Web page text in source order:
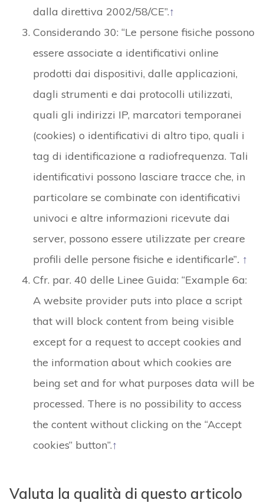
dalla direttiva 2002/58/CE”.↑
Considerando 30: “Le persone fisiche possono
essere associate a identificativi online
prodotti dai dispositivi, dalle applicazioni,
dagli strumenti e dai protocolli utilizzati,
quali gli indirizzi IP, marcatori temporanei
(cookies) o identificativi di altro tipo, quali i
tag di identificazione a radiofrequenza. Tali
identificativi possono lasciare tracce che, in
particolare se combinate con identificativi
univoci e altre informazioni ricevute dai
server, possono essere utilizzate per creare
profili delle persone fisiche e identificarle”. ↑
Cfr. par. 40 delle Linee Guida: “Example 6a:
A website provider puts into place a script
that will block content from being visible
except for a request to accept cookies and
the information about which cookies are
being set and for what purposes data will be
processed. There is no possibility to access
the content without clicking on the “Accept
cookies” button”.↑
Valuta la qualità di questo articolo